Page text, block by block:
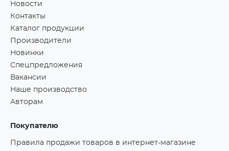
Новости
Контакты
Каталог продукции
Производители
Новинки
Спецпредложения
Вакансии
Наше производство
Авторам
Покупателю
Правила продажи товаров в интернет-магазине